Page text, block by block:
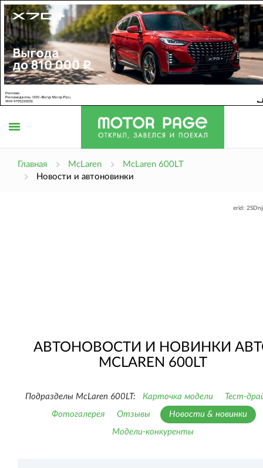
Главная McLaren
McLaren 600LT
Новости и автоновинки
erid:
АВТОНОВОСТИ И НОВИНКИ
MCLAREN 600LT
Подразделы McLaren 600LT: Карточка модели
Тест-
Фотогалерея
Отзывы
Новости & новинки
Модели-конкуренты